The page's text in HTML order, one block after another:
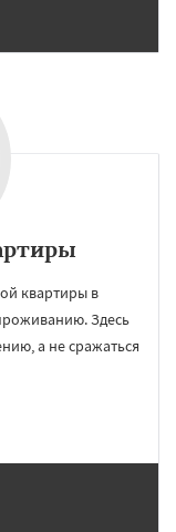
квартиры в
Здесь
а не сражаться